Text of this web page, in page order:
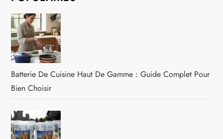
Batterie De Cuisine Haut De Gamme : Guide Complet Pour
Bien Choisir